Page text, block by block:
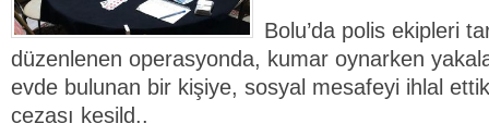
Bolu’da polis ekipleri
düzenlenen operasyonda, kumar oynarken
evde bulunan bir kişiye, sosyal mesafeyi ihlal
cezası kesild..